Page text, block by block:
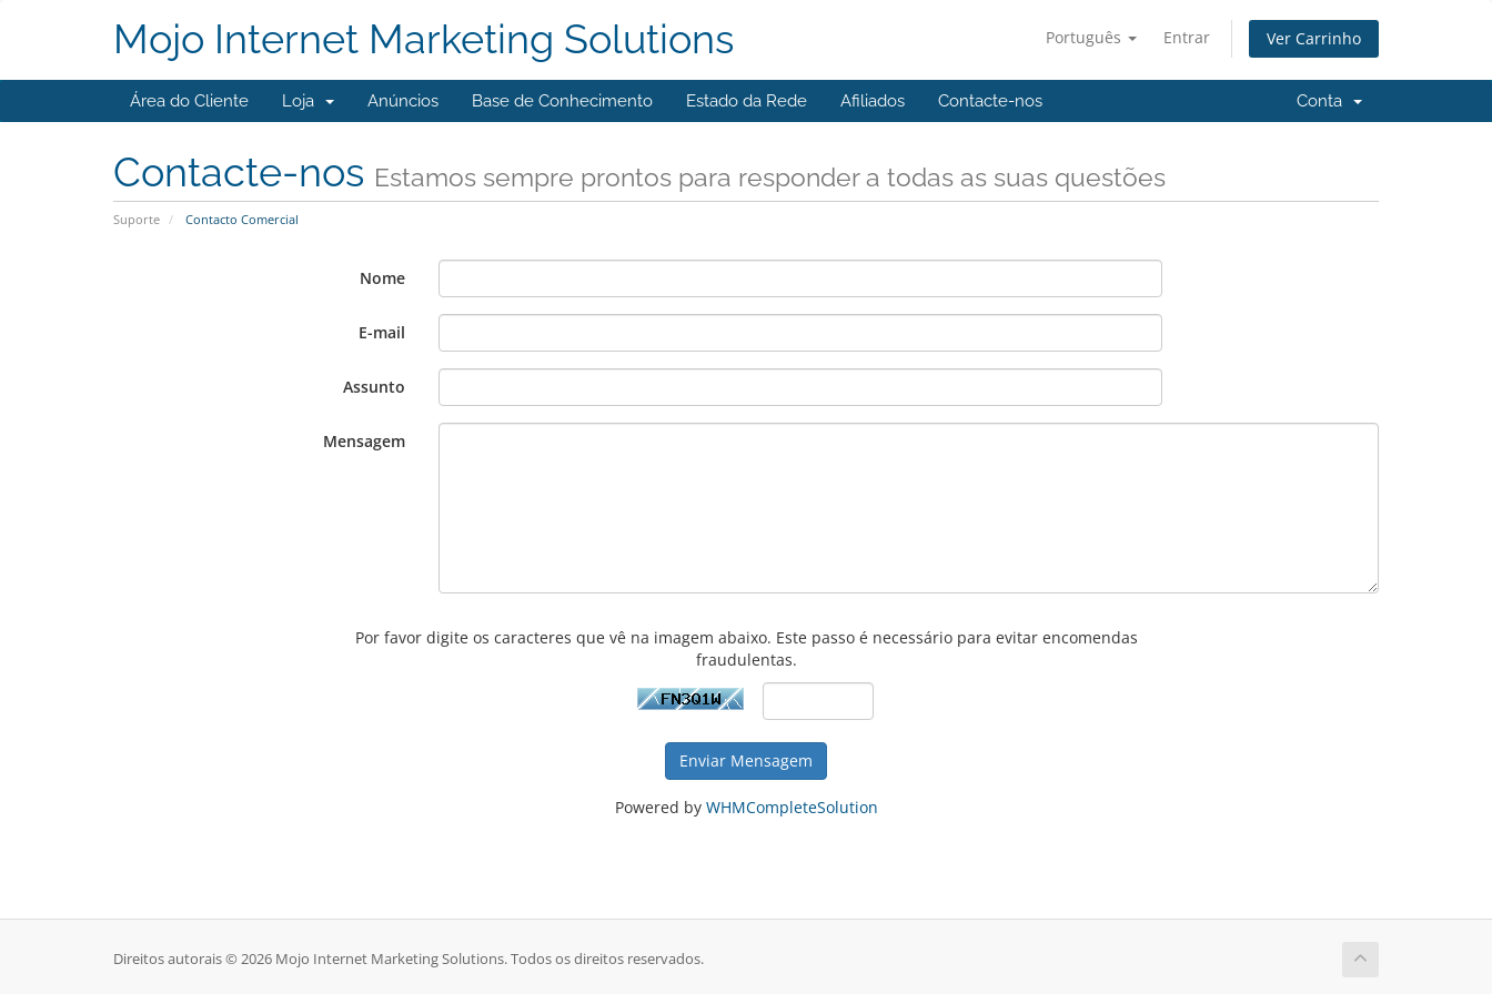
Português Entrar Ver Carrinho
Mojo Internet Marketing Solutions
Área do Cliente Loja Anúncios Base de Conhecimento Estado da Rede Afiliados Contacte-nos Conta
Contacte-nos Estamos sempre prontos para responder a todas as suas questões
Suporte Contacto Comercial
Nome
E-mail
Assunto
Mensagem
Por favor digite os caracteres que vê na imagem abaixo. Este passo é necessário para evitar encomendas
fraudulentas.
Enviar Mensagem
Powered by WHMCompleteSolution
Direitos autorais © 2026 Mojo Internet Marketing Solutions. Todos os direitos reservados.